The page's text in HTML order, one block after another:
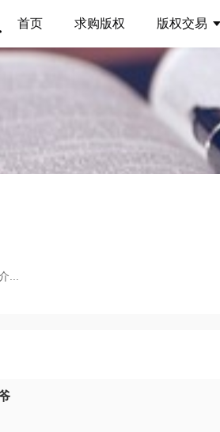
首页 求购版权 版权交易
...